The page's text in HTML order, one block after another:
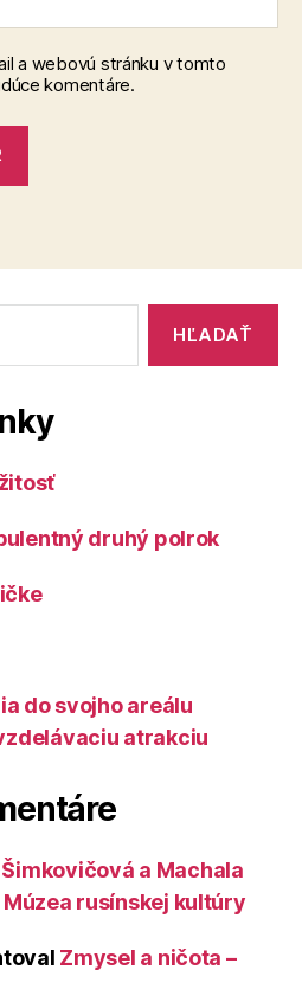
a webovú stránku v tomto
komentáre.
druhý polrok
do svojho areálu
atrakciu
Šimkovičová a Machala
rusínskej kultúry
Zmysel a ničota –